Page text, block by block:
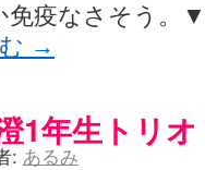
免疫なさそう。
→
1年生トリオ
: あるみ